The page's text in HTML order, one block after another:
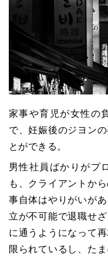
家事や育児が女性の
で、妊娠後のジヨン
とができる。
男性社員ばかりがプ
も、クライアントか
事自体はやりがいが
立が不可能で退職せ
に通うようになって
限られているし、た